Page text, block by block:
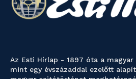
Az Esti Hírlap - 1897 óta a magyar
mint egy évszázaddal ezelőtt